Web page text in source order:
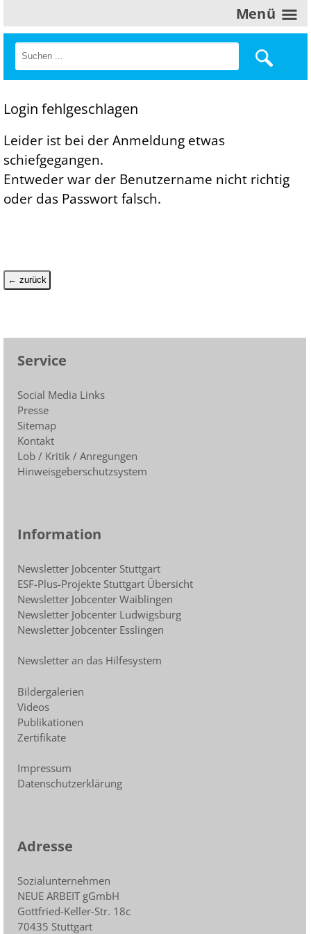
Menü
Login fehlgeschlagen
Leider ist bei der Anmeldung etwas
schiefgegangen.
Entweder war der Benutzername nicht richtig
oder das Passwort falsch.
← zurück
Service
Social Media Links
Presse
Sitemap
Kontakt
Lob / Kritik / Anregungen
Hinweisgeberschutzsystem
Information
Newsletter Jobcenter Stuttgart
ESF-Plus-Projekte Stuttgart Übersicht
Newsletter Jobcenter Waiblingen
Newsletter Jobcenter Ludwigsburg
Newsletter Jobcenter Esslingen
Newsletter an das Hilfesystem
Bildergalerien
Videos
Publikationen
Zertifikate
Impressum
Datenschutzerklärung
Adresse
Sozialunternehmen
NEUE ARBEIT gGmbH
Gottfried-Keller-Str. 18c
70435 Stuttgart